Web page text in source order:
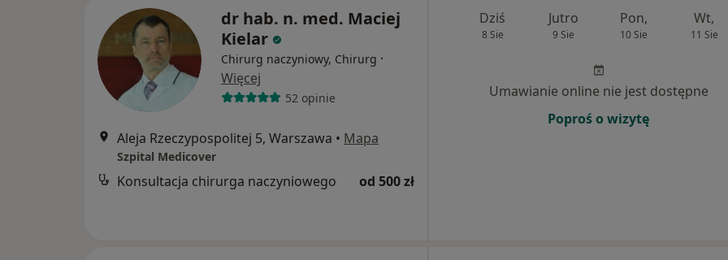
dr hab. n. med. Maciej
Kielar
Chirurg naczyniowy, Chirurg ·
Więcej
52 opinie
Aleja Rzeczypospolitej 5, Warszawa • Mapa
Szpital Medicover
Konsultacja chirurga naczyniowego od 500 zł
Dziś
8 Sie
Jutro
9 Sie
Pon,
10 Sie
Wt,
11 Sie
Umawianie online nie jest dostępne
Poproś o wizytę